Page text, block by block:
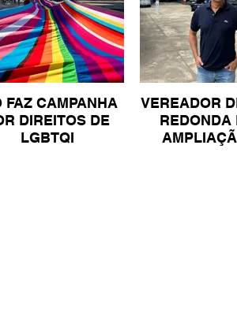
FAZ CAMPANHA
DIREITOS DE
LGBTQI
VEREADOR
REDONDA